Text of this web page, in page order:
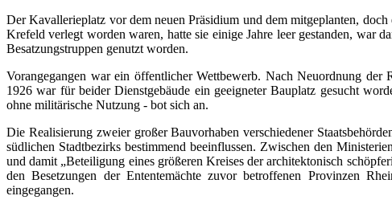
Der Kavallerieplatz vor dem neuen Präsidium und dem mitgeplanten,
Krefeld verlegt worden waren, hatte sie einige Jahre leer gestanden, war
Besatzungstruppen genutzt worden.
Vorangegangen war ein öffentlicher Wettbewerb. Nach Neuordnung
1926 war für beider Dienstgebäude ein geeigneter Bauplatz gesucht
ohne militärische Nutzung - bot sich an.
Die Realisierung zweier großer Bauvorhaben verschiedener
südlichen Stadtbezirks bestimmend beeinflussen. Zwischen den
und damit „Beteiligung eines größeren Kreises der architektonisch
den Besetzungen der Ententemächte zuvor betroffenen Provinzen
eingegangen.